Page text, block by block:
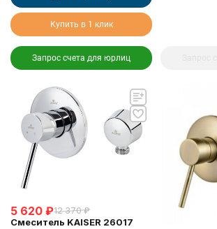
Купить в 1 клик
Запрос счета для юрлиц
5 620 ₽12 370 ₽
Смеситель KAISER 26017